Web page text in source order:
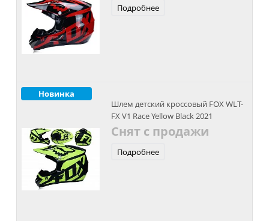
Подробнее
Новинка
Шлем детский кроссовый FOX WLT-
FX V1 Race Yellow Black 2021
Снят с продажи
Подробнее